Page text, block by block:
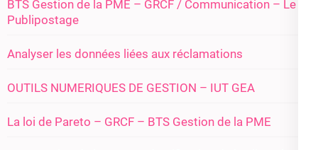
BTS Gestion de la PME – GRCF / Communication – Le
Publipostage
Analyser les données liées aux réclamations
OUTILS NUMERIQUES DE GESTION – IUT GEA
La loi de Pareto – GRCF – BTS Gestion de la PME